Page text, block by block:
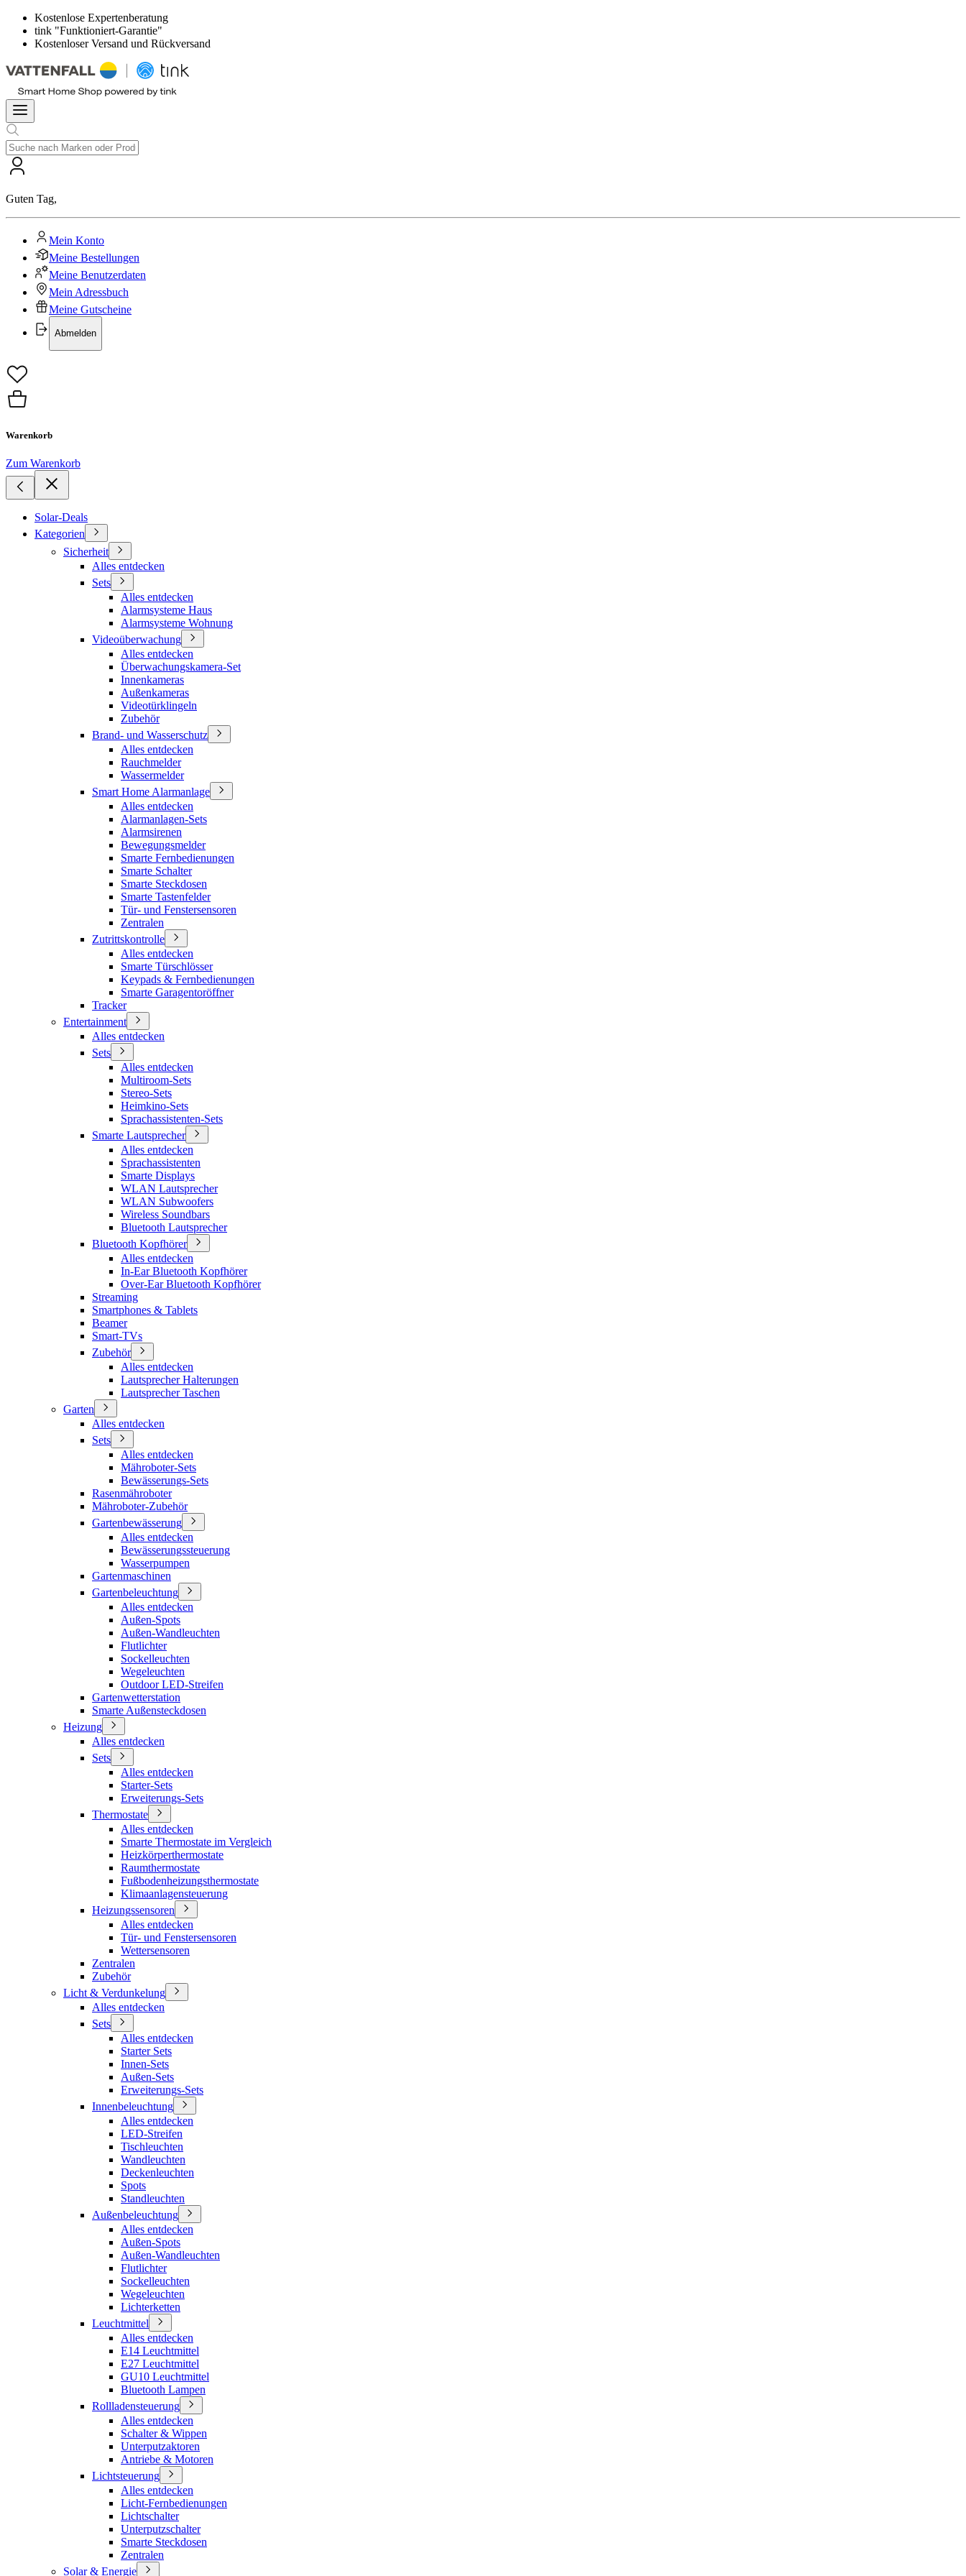
Kostenlose Expertenberatung
tink "Funktioniert-Garantie"
Kostenloser Versand und Rückversand
Guten Tag,
Mein Konto
Meine Bestellungen
Meine Benutzerdaten
Mein Adressbuch
Meine Gutscheine
Abmelden
Warenkorb
Zum Warenkorb
Solar-Deals
Kategorien
Sicherheit
Alles entdecken
Sets
Alles entdecken
Alarmsysteme Haus
Alarmsysteme Wohnung
Videoüberwachung
Alles entdecken
Überwachungskamera-Set
Innenkameras
Außenkameras
Videotürklingeln
Zubehör
Brand- und Wasserschutz
Alles entdecken
Rauchmelder
Wassermelder
Smart Home Alarmanlage
Alles entdecken
Alarmanlagen-Sets
Alarmsirenen
Bewegungsmelder
Smarte Fernbedienungen
Smarte Schalter
Smarte Steckdosen
Smarte Tastenfelder
Tür- und Fenstersensoren
Zentralen
Zutrittskontrolle
Alles entdecken
Smarte Türschlösser
Keypads & Fernbedienungen
Smarte Garagentoröffner
Tracker
Entertainment
Alles entdecken
Sets
Alles entdecken
Multiroom-Sets
Stereo-Sets
Heimkino-Sets
Sprachassistenten-Sets
Smarte Lautsprecher
Alles entdecken
Sprachassistenten
Smarte Displays
WLAN Lautsprecher
WLAN Subwoofers
Wireless Soundbars
Bluetooth Lautsprecher
Bluetooth Kopfhörer
Alles entdecken
In-Ear Bluetooth Kopfhörer
Over-Ear Bluetooth Kopfhörer
Streaming
Smartphones & Tablets
Beamer
Smart-TVs
Zubehör
Alles entdecken
Lautsprecher Halterungen
Lautsprecher Taschen
Garten
Alles entdecken
Sets
Alles entdecken
Mähroboter-Sets
Bewässerungs-Sets
Rasenmähroboter
Mähroboter-Zubehör
Gartenbewässerung
Alles entdecken
Bewässerungssteuerung
Wasserpumpen
Gartenmaschinen
Gartenbeleuchtung
Alles entdecken
Außen-Spots
Außen-Wandleuchten
Flutlichter
Sockelleuchten
Wegeleuchten
Outdoor LED-Streifen
Gartenwetterstation
Smarte Außensteckdosen
Heizung
Alles entdecken
Sets
Alles entdecken
Starter-Sets
Erweiterungs-Sets
Thermostate
Alles entdecken
Smarte Thermostate im Vergleich
Heizkörperthermostate
Raumthermostate
Fußbodenheizungsthermostate
Klimaanlagensteuerung
Heizungssensoren
Alles entdecken
Tür- und Fenstersensoren
Wettersensoren
Zentralen
Zubehör
Licht & Verdunkelung
Alles entdecken
Sets
Alles entdecken
Starter Sets
Innen-Sets
Außen-Sets
Erweiterungs-Sets
Innenbeleuchtung
Alles entdecken
LED-Streifen
Tischleuchten
Wandleuchten
Deckenleuchten
Spots
Standleuchten
Außenbeleuchtung
Alles entdecken
Außen-Spots
Außen-Wandleuchten
Flutlichter
Sockelleuchten
Wegeleuchten
Lichterketten
Leuchtmittel
Alles entdecken
E14 Leuchtmittel
E27 Leuchtmittel
GU10 Leuchtmittel
Bluetooth Lampen
Rollladensteuerung
Alles entdecken
Schalter & Wippen
Unterputzaktoren
Antriebe & Motoren
Lichtsteuerung
Alles entdecken
Licht-Fernbedienungen
Lichtschalter
Unterputzschalter
Smarte Steckdosen
Zentralen
Solar & Energie